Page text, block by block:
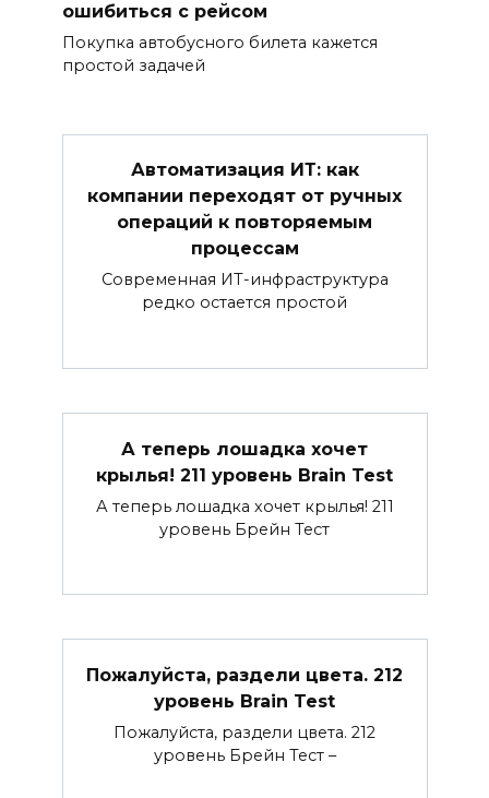
ошибиться с рейсом
Покупка автобусного билета кажется
простой задачей
Автоматизация ИТ: как
компании переходят от ручных
операций к повторяемым
процессам
Современная ИТ-инфраструктура
редко остается простой
А теперь лошадка хочет
крылья! 211 уровень Brain Test
А теперь лошадка хочет крылья! 211
уровень Брейн Тест
Пожалуйста, раздели цвета. 212
уровень Brain Test
Пожалуйста, раздели цвета. 212
уровень Брейн Тест –